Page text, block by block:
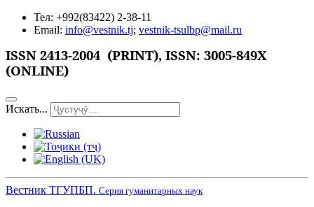
Тел: +992(83422) 2-38-11
Email: info@vestnik.tj; vestnik-tsulbp@mail.ru
ISSN 2413-2004 (PRINT), ISSN: 3005-849X
(ONLINE)
Искать...
Вестник ТГУПБП. Серия гуманитарных наук